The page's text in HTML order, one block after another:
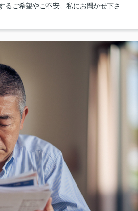
るご希望やご不安、私にお聞かせ下さ